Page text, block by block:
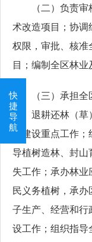
（二）负责
术改造项目；协调
权限，审批、核准
目；编制全区林业
（三）承担
程、退耕还林（草
态建设重点工作；
导植树造林、封山
失工作；承办林业
民义务植树，承
子生产、经营和行
设工作；组织指导
快
捷
导
航